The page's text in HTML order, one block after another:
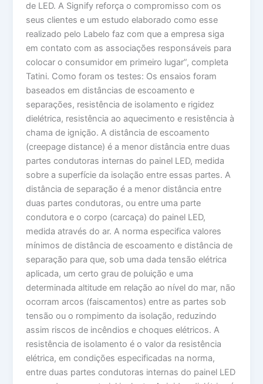
de LED. A Signify reforça o compromisso com os
seus clientes e um estudo elaborado como esse
realizado pelo Labelo faz com que a empresa siga
em contato com as associações responsáveis para
colocar o consumidor em primeiro lugar”, completa
Tatini. Como foram os testes: Os ensaios foram
baseados em distâncias de escoamento e
separações, resistência de isolamento e rigidez
dielétrica, resistência ao aquecimento e resistência à
chama de ignição. A distância de escoamento
(creepage distance) é a menor distância entre duas
partes condutoras internas do painel LED, medida
sobre a superfície da isolação entre essas partes. A
distância de separação é a menor distância entre
duas partes condutoras, ou entre uma parte
condutora e o corpo (carcaça) do painel LED,
medida através do ar. A norma especifica valores
mínimos de distância de escoamento e distância de
separação para que, sob uma dada tensão elétrica
aplicada, um certo grau de poluição e uma
determinada altitude em relação ao nível do mar, não
ocorram arcos (faiscamentos) entre as partes sob
tensão ou o rompimento da isolação, reduzindo
assim riscos de incêndios e choques elétricos. A
resistência de isolamento é o valor da resistência
elétrica, em condições especificadas na norma,
entre duas partes condutoras internas do painel LED